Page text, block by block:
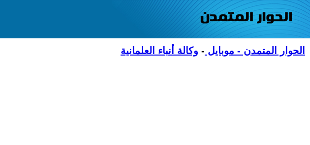
الحوار المتمدن - موبايل - وكالة أنباء العلمانية